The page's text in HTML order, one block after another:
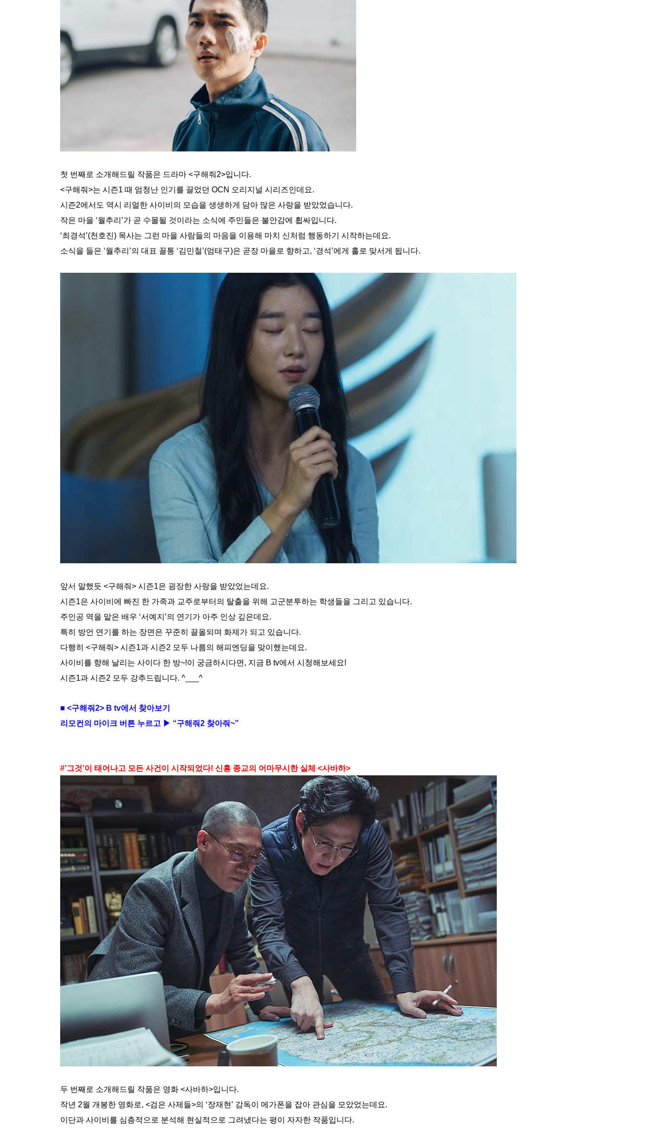
첫 번째로 소개해드릴 작품은 드라마 <구해줘2>입니다.
<구해줘>는 시즌1 때 엄청난 인기를 끌었던 OCN 오리지널 시리즈인데요.
시즌2에서도 역시 리얼한 사이비의 모습을 생생하게 담아 많은 사랑을 받았었습니다.
작은 마을 ‘월추리’가 곧 수몰될 것이라는 소식에 주민들은 불안감에 휩싸입니다.
‘최경석’(천호진) 목사는 그런 마을 사람들의 마음을 이용해 마치 신처럼 행동하기 시작하는데요.
소식을 들은 ‘월추리’의 대표 꼴통 ‘김민철’(엄태구)은 곧장 마을로 향하고, ‘경석’에게 홀로 맞서게 됩니다.
앞서 말했듯 <구해줘> 시즌1은 굉장한 사랑을 받았었는데요.
시즌1은 사이비에 빠진 한 가족과 교주로부터의 탈출을 위해 고군분투하는 학생들을 그리고 있습니다.
주인공 역을 맡은 배우 ‘서예지’의 연기가 아주 인상 깊은데요.
특히 방언 연기를 하는 장면은 꾸준히 끌올되며 화제가 되고 있습니다.
다행히 <구해줘> 시즌1과 시즌2 모두 나름의 해피엔딩을 맞이했는데요.
사이비를 향해 날리는 사이다 한 방~!이 궁금하시다면, 지금 B tv에서 시청해보세요!
시즌1과 시즌2 모두 강추드립니다. ^___^
■ <구해줘2> B tv에서 찾아보기
리모컨의 마이크 버튼 누르고 ▶ “구해줘2 찾아줘~”
#’그것’이 태어나고 모든 사건이 시작되었다! 신흥 종교의 어마무시한 실체 <사바하>
두 번째로 소개해드릴 작품은 영화 <사바하>입니다.
작년 2월 개봉한 영화로, <검은 사제들>의 ‘장재현’ 감독이 메가폰을 잡아 관심을 모았었는데요.
이단과 사이비를 심층적으로 분석해 현실적으로 그려냈다는 평이 자자한 작품입니다.